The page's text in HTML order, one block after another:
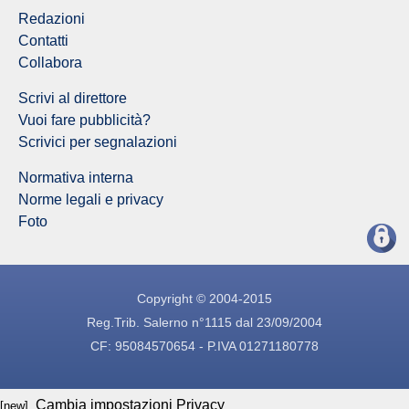
Redazioni
Contatti
Collabora
Scrivi al direttore
Vuoi fare pubblicità?
Scrivici per segnalazioni
Normativa interna
Norme legali e privacy
Foto
Copyright © 2004-2015
Reg.Trib. Salerno n°1115 dal 23/09/2004
CF: 95084570654 - P.IVA 01271180778
[new] Cambia impostazioni Privacy